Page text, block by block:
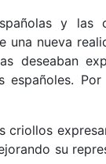
y las
nueva
deseaban
criollos
su